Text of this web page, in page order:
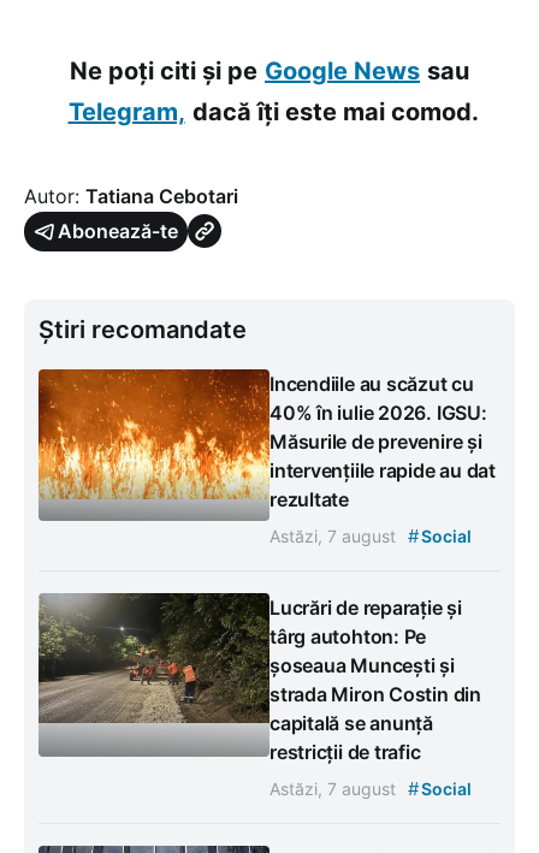
Ne poți citi și pe Google News sau
Telegram, dacă îți este mai comod.
Autor: Tatiana Cebotari
Abonează-te
Știri recomandate
Incendiile au scăzut cu
40% în iulie 2026. IGSU:
Măsurile de prevenire și
intervențiile rapide au dat
rezultate
Astăzi, 7 august #Social
Lucrări de reparație și
târg autohton: Pe
șoseaua Muncești și
strada Miron Costin din
capitală se anunță
restricții de trafic
Astăzi, 7 august #Social